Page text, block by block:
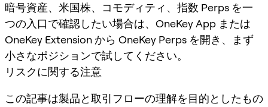
暗号資産、米国株、コモディティ、指数 Perps を一
つの入口で確認したい場合は、OneKey App または
OneKey Extension から OneKey Perps を開き、まず
小さなポジションで試してください。
リスクに関する注意
この記事は製品と取引フローの理解を目的としたもの